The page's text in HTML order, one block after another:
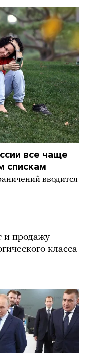
все чаще
спискам
вводится
и продажу
класса